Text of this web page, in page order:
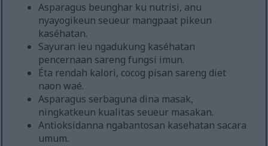
Asparagus beunghar ku nutrisi, anu
nyayogikeun seueur mangpaat pikeun
kaséhatan.
Sayuran ieu ngadukung kaséhatan
pencernaan sareng fungsi imun.
Éta rendah kalori, cocog pisan sareng diet
naon waé.
Asparagus serbaguna dina masak,
ningkatkeun kualitas seueur masakan.
Antioksidanna ngabantosan kasehatan sacara
umum.